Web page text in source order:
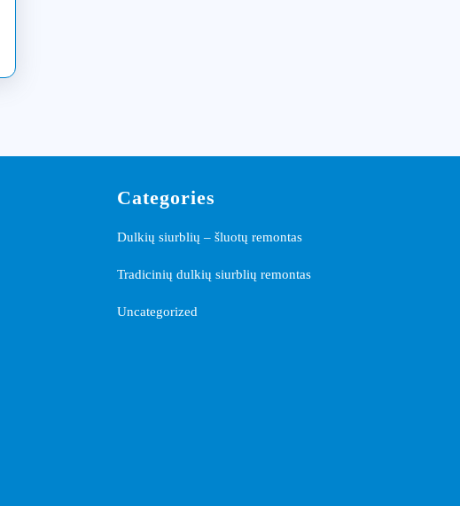
Categories
Dulkių siurblių – šluotų remontas
Tradicinių dulkių siurblių remontas
Uncategorized